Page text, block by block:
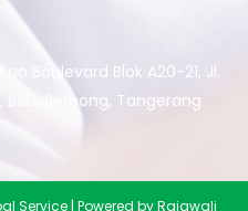
Boulevard Blok A20-21, Jl.
Serpong, Tangerang
Service | Powered by Rajawali